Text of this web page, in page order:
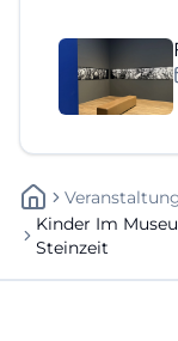
Kinder Im
Steinzeit